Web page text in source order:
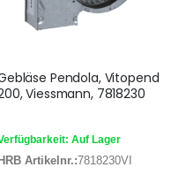
Pendola, Vitopend
Viessmann, 7818230
Auf Lager
HRB Artikelnr.:7818230VI